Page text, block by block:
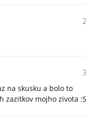
na skusku a bolo to
zazitkov mojho zivota :S